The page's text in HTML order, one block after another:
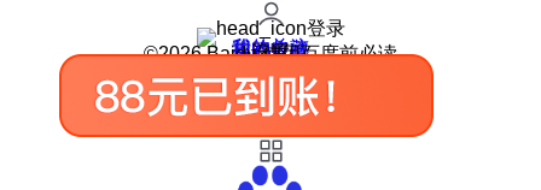
登录
我的关注
我的收藏
皮肤中心
用户反馈
设置
©2026 Baidu 使用百度前必读